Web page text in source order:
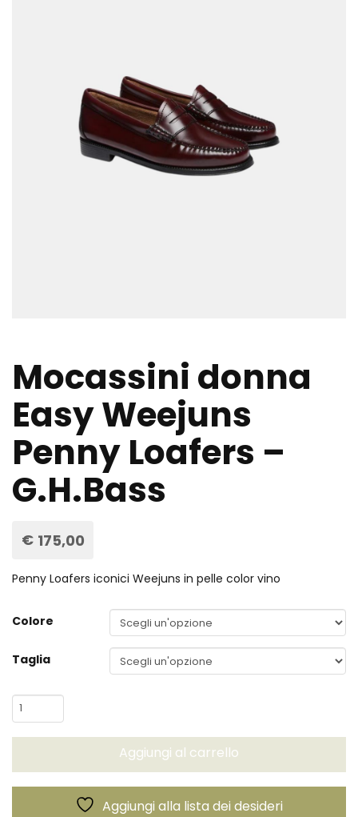
Mocassini donna
Easy Weejuns
Penny Loafers –
G.H.Bass
€ 175,00
Penny Loafers iconici Weejuns in pelle color vino
Colore
Taglia
Mocassini
donna
Easy
Penny
Aggiungi al carrello
Aggiungi alla lista dei desideri